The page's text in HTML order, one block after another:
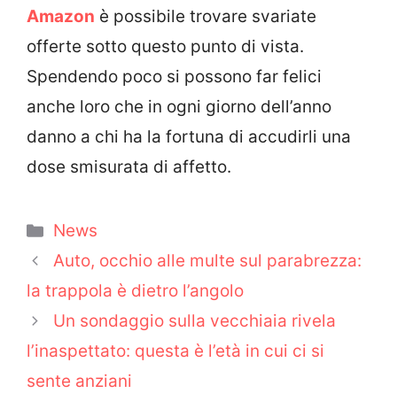
Amazon è possibile trovare svariate
offerte sotto questo punto di vista.
Spendendo poco si possono far felici
anche loro che in ogni giorno dell’anno
danno a chi ha la fortuna di accudirli una
dose smisurata di affetto.
Categorie
News
Auto, occhio alle multe sul parabrezza:
la trappola è dietro l’angolo
Un sondaggio sulla vecchiaia rivela
l’inaspettato: questa è l’età in cui ci si
sente anziani